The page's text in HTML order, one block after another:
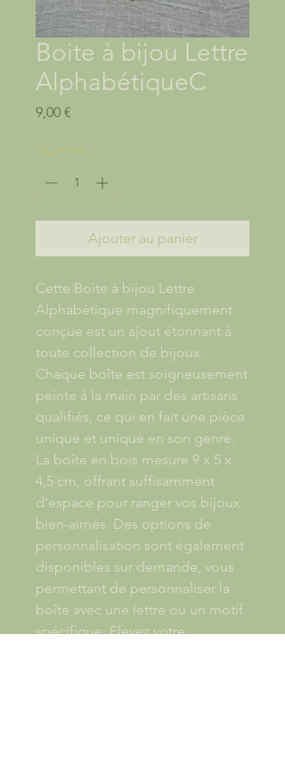
Boite à bijou Lettre
AlphabétiqueC
9,00 €
Ajouter au panier
Cette Boite à bijou Lettre
Alphabétique magnifiquement
conçue est un ajout étonnant à
toute collection de bijoux.
Chaque boîte est soigneusement
peinte à la main par des artisans
qualifiés, ce qui en fait une pièce
unique et unique en son genre.
La boîte en bois mesure 9 x 5 x
4,5 cm, offrant suffisamment
d'espace pour ranger vos bijoux
bien-aimés. Des options de
personnalisation sont également
disponibles sur demande, vous
permettant de personnaliser la
boîte avec une lettre ou un motif
spécifique. Élevez votre